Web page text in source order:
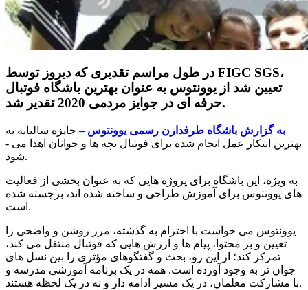
در طول مراسم تقدیری که دیروز توسط FIGC SGS،
تعیین شد از یوونتوس به عنوان بهترین باشگاه فوتبال
حرفه ­ای در جوایز مردمی 2020 تقدیر شد.
به گزارش باشگاه طرفدارن رسمی یوونتوس –جایزه سالیانه به
بهترین ابتکار عمل انجام شده برای فوتبال بچه ­ها و جوانان اهدا می ­
شود.
به ویژه، این باشگاه برای پروژه­ هایی که به عنوان بخشی از فعالیت
­های یوونتوس برای آموزش طراحی و ساخته شده­ اند، برجسته شده
است.
یوونتوس می­ خواست با احترام به گذشته، مرز روشن و واضحی را
تعیین و بر محتوا، پیام ­ها و ارزش­ هایی که فوتبال منتقل می­ کند،
تمرکز کند؛ از این رو، بحث و گفتگوهای مؤثری را بین نسل­ های
جوان ­تر به وجود آورده است. همه در یک برنامه آموزشی مدرسه و
با مشارکت معلمان، در یک مسیر ادامه ­دار و نه در یک لحظه هستند.